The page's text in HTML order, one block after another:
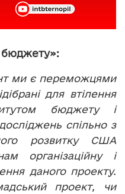
бюджету»:
ми є переможцями
для втілення
бюджету і
спільно з
розвитку США
організаційну і
даного проекту.
проект, чи